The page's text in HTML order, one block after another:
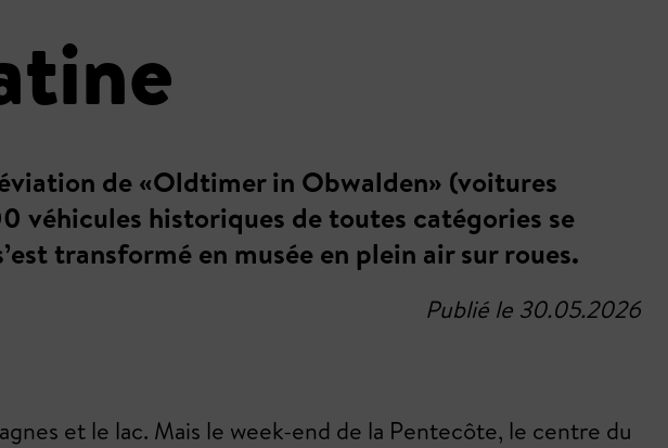
de «Oldtimer in Obwalden» (voitures
véhicules historiques de toutes catégories se
transformé en musée en plein air sur roues.
Publié le 30.05.2026
et le lac. Mais le week-end de la Pentecôte, le centre du